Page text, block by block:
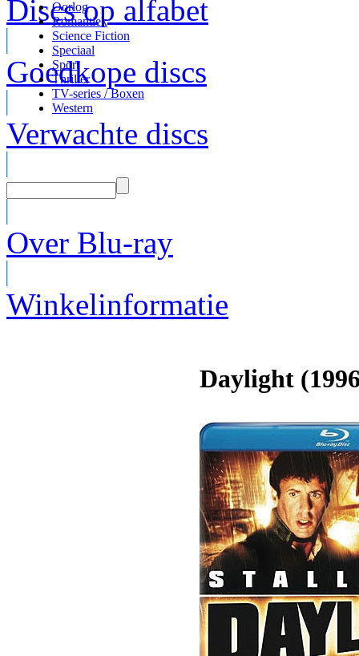
Discs op alfabet
Goedkope discs
Verwachte discs
Over Blu-ray
Winkelinformatie
Oorlog
Romantiek
Science Fiction
Speciaal
Sport
Thriller
TV-series / Boxen
Western
Daylight